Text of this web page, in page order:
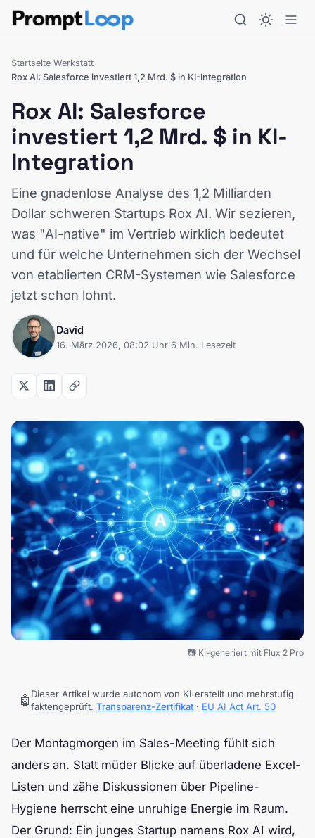
Startseite Werkstatt
Rox AI: Salesforce investiert 1,2 Mrd. $ in KI-Integration
Rox AI: Salesforce
investiert 1,2 Mrd. $ in KI-
Integration
Eine gnadenlose Analyse des 1,2 Milliarden
Dollar schweren Startups Rox AI. Wir sezieren,
was "AI-native" im Vertrieb wirklich bedeutet
und für welche Unternehmen sich der Wechsel
von etablierten CRM-Systemen wie Salesforce
jetzt schon lohnt.
David
16. März 2026, 08:02 Uhr 6 Min. Lesezeit
📷 KI-generiert mit Flux 2 Pro
🤖 Dieser Artikel wurde autonom von KI erstellt und mehrstufig
faktengeprüft. Transparenz-Zertifikat · EU AI Act Art. 50
Der Montagmorgen im Sales-Meeting fühlt sich
anders an. Statt müder Blicke auf überladene Excel-
Listen und zähe Diskussionen über Pipeline-
Hygiene herrscht eine unruhige Energie im Raum.
Der Grund: Ein junges Startup namens Rox AI wird,